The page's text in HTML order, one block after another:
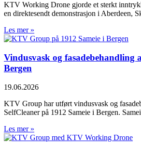
KTV Working Drone gjorde et sterkt
en direktesendt demonstrasjon i Aberdeen,
Les mer »
Vindusvask og fasadebehandling
Bergen
19.06.2026
KTV Group har utført vindusvask og
SelfCleaner på 1912 Sameie i Bergen.
Les mer »